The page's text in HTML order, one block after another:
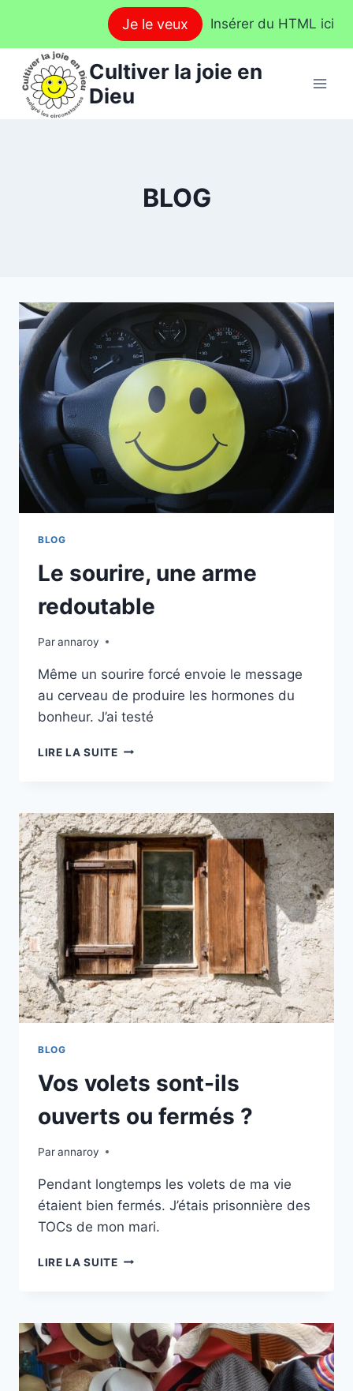
contenu
Je le veux Insérer du HTML ici
Cultiver la joie en
Dieu
BLOG
BLOG
Le sourire, une arme
redoutable
Parannaroy
Même un sourire forcé envoie le message
au cerveau de produire les hormones du
bonheur. J’ai testé
LIRE LA SUITELE
REDOUTABLE
BLOG
Vos volets sont-ils
ouverts ou fermés ?
Parannaroy
Pendant longtemps les volets de ma vie
étaient bien fermés. J’étais prisonnière des
TOCs de mon mari.
LIRE LA SUITEVOS
OUVERTS
OU
FERMÉS
?